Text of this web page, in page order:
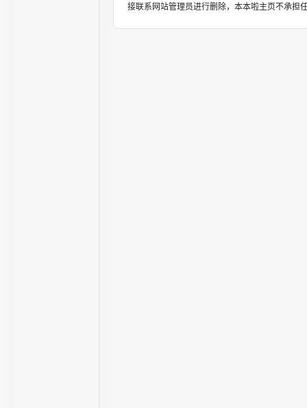
接联系网站管理员进行删除，本本啦主页不承担